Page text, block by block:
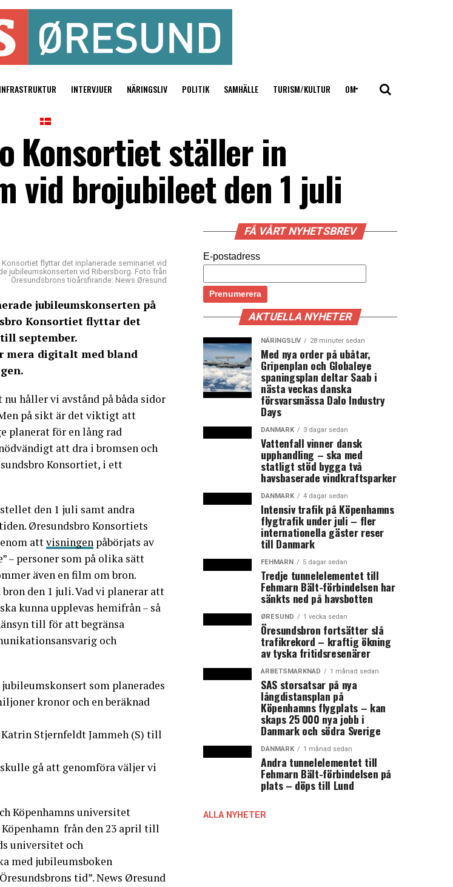
INFRASTRUKTUR INTERVJUER NÄRINGSLIV POLITIK SAMHÄLLE TURISM/KULTUR OM
Konsortiet ställer in
vid brojubileet den 1 juli
flyttar det inplanerade seminariet vid
jubileumskonserten vid Ribersborg. Foto från
Öresundsbrons tioårsfirande: News Øresund
jubileumskonserten på
Konsortiet flyttar det
september.
mera digitalt med bland
håller vi avstånd på båda sidor
på sikt är det viktigt att
planerat för en lång rad
att dra i bromsen och
Konsortiet, i ett
den 1 juli samt andra
Øresundsbro Konsortiets
attvisningen påbörjats av
– personer som på olika sätt
även en film om bron.
den 1 juli. Vad vi planerar att
kunna upplevas hemifrån – så
till för att begränsa
och
som planerades
kronor och en beräknad
Stjernfeldt Jammeh (S) till
gå att genomföra väljer vi
Köpenhamns universitet
från den 23 april till
universitet och
med jubileumsboken
tid”. News Øresund
FÅ VÅRT NYHETSBREV
E-postadress
AKTUELLA NYHETER
NÄRINGSLIV 28 minuter sedan
Med nya order på ubåtar,
Gripenplan och Globaleye
spaningsplan deltar Saab i
nästa veckas danska
försvarsmässa Dalo Industry
Days
DANMARK 3 dagar sedan
Vattenfall vinner dansk
upphandling – ska med
statligt stöd bygga två
havsbaserade vindkraftsparker
DANMARK 4 dagar sedan
Intensiv trafik på Köpenhamns
flygtrafik under juli – fler
internationella gäster reser
till Danmark
FEHMARN 5 dagar sedan
Tredje tunnelelementet till
Fehmarn Bält-förbindelsen har
sänkts ned på havsbotten
ØRESUND 1 vecka sedan
Öresundsbron fortsätter slå
trafikrekord – kraftig ökning
av tyska fritidsresenärer
ARBETSMARKNAD 1 månad sedan
SAS storsatsar på nya
långdistansplan på
Köpenhamns flygplats – kan
skaps 25 000 nya jobb i
Danmark och södra Sverige
DANMARK 1 månad sedan
Andra tunnelelementet till
Fehmarn Bält-förbindelsen på
plats – döps till Lund
ALLA NYHETER